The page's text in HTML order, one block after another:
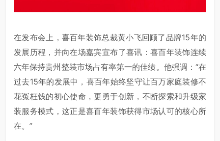
在发布会上，喜百年装饰总裁黄小飞回顾了品牌15年的
发展历程，并向在场嘉宾宣布了喜讯：喜百年装饰连续
六年保持贵州整装市场占有率第一的佳绩。他强调：“在
过去15年的发展中，喜百年始终坚守让百万家庭装修不
花冤枉钱的初心使命，更勇于创新，不断探索和升级家
装服务模式，这正是喜百年装饰获得市场认可的核心所
在。”